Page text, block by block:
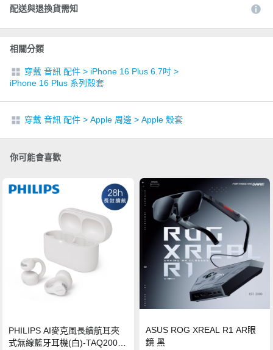
配送與退換貨需知
相關分類
穿戴 音訊 配件 > iPhone 16 Plus 6.7吋 >
iPhone 16 Plus 系列殼套
穿戴 音訊 配件 > Apple 周邊 > Apple 殼套
你可能會喜歡
PHILIPS AI麥克風長續航耳夾
式無線藍牙耳機(白)-TAQ2000
ASUS ROG XREAL R1 AR眼
鏡 黑